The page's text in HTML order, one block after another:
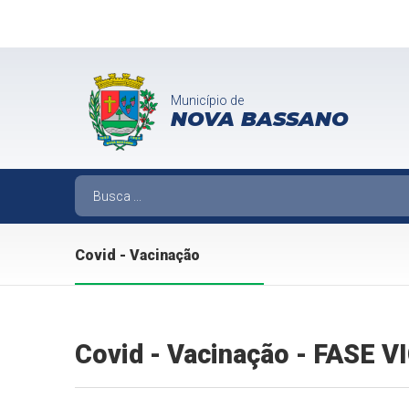
Município de
NOVA BASSANO
Covid - Vacinação
Covid - Vacinação - FASE